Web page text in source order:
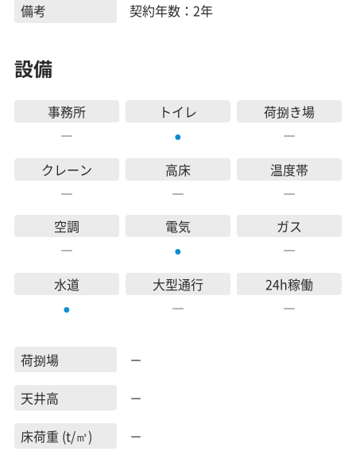
備考
契約年数：2年
設備
事務所
―
トイレ
●
荷捌き場
―
クレーン
―
高床
―
温度帯
―
空調
―
電気
●
ガス
―
水道
●
大型通行
―
24h稼働
―
荷捌場
－
天井高
－
床荷重 (t/㎡)
－